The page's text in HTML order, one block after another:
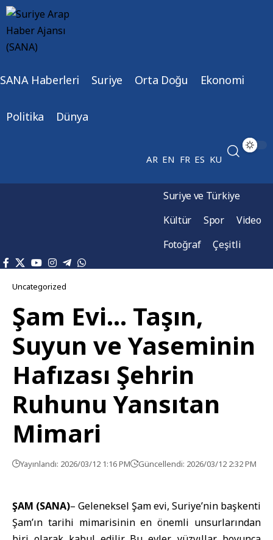
SANA Haberleri Suriye Orta Doğu Ekonomi
Politika Dünya
AR EN FR ES KU
Suriye ve Türkiye
Kültür
Spor
Video
Fotoğraf
Çeşitli
Uncategorized
Şam Evi… Taşın,
Suyun ve Yaseminin
Hafızası Şehrin
Ruhunu Yansıtan
Mimari
Yayınlandı: 2026/03/12 1:16 PM Güncellendi: 2026/03/12 2:32 PM
ŞAM (SANA)– Geleneksel Şam evi, Suriye’nin başkenti
Şam’ın tarihi mimarisinin en önemli unsurlarından